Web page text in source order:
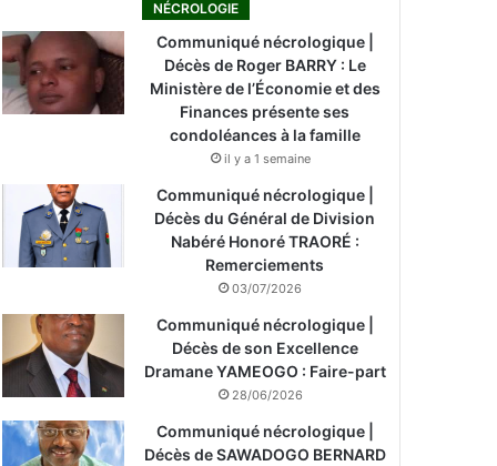
NÉCROLOGIE
Communiqué nécrologique |
Décès de Roger BARRY : Le
Ministère de l’Économie et des
Finances présente ses
condoléances à la famille
il y a 1 semaine
Communiqué nécrologique |
Décès du Général de Division
Nabéré Honoré TRAORÉ :
Remerciements
03/07/2026
Communiqué nécrologique |
Décès de son Excellence
Dramane YAMEOGO : Faire-part
28/06/2026
Communiqué nécrologique |
Décès de SAWADOGO BERNARD